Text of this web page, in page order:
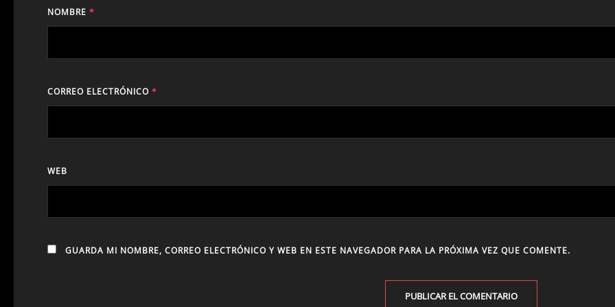
NOMBRE *
CORREO ELECTRÓNICO *
WEB
GUARDA MI NOMBRE, CORREO ELECTRÓNICO Y WEB EN ESTE NAVEGADOR PARA LA PRÓXIMA VEZ QUE COMENTE.